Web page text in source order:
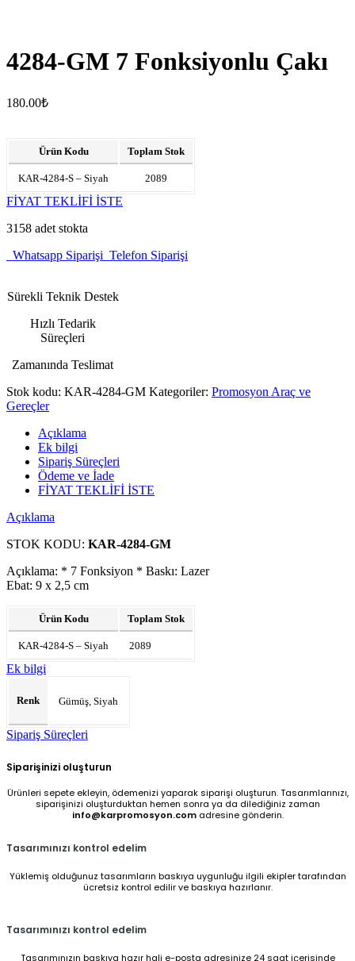
4284-GM 7 Fonksiyonlu Çakı
180.00₺
Ürün Kodu Toplam Stok
KAR-4284-S – Siyah 2089
FİYAT TEKLİFİ İSTE
3158 adet stokta
Whatsapp Siparişi Telefon Siparişi
Sürekli Teknik Destek
Hızlı Tedarik
Süreçleri
Zamanında Teslimat
Stok kodu: KAR-4284-GM Kategoriler: Promosyon Araç ve
Gereçler
Açıklama
Ek bilgi
Sipariş Süreçleri
Ödeme ve İade
FİYAT TEKLİFİ İSTE
Açıklama
STOK KODU: KAR-4284-GM
Açıklama: * 7 Fonksiyon * Baskı: Lazer
Ebat: 9 x 2,5 cm
Ürün Kodu Toplam Stok
KAR-4284-S – Siyah 2089
Ek bilgi
Renk Gümüş, Siyah
Sipariş Süreçleri
Siparişinizi oluşturun
Ürünleri sepete ekleyin, ödemenizi yaparak siparişi oluşturun. Tasarımlarınızı,
siparişinizi oluşturduktan hemen sonra ya da dilediğiniz zaman
info@karpromosyon.comadresine gönderin.
Tasarımınızı kontrol edelim
Yüklemiş olduğunuz tasarımların baskıya uygunluğu ilgili ekipler tarafından
ücretsiz kontrol edilir ve baskıya hazırlanır.
Tasarımınızı kontrol edelim
Tasarımınızın baskıya hazır hali e-posta adresinize 24 saat içerisinde